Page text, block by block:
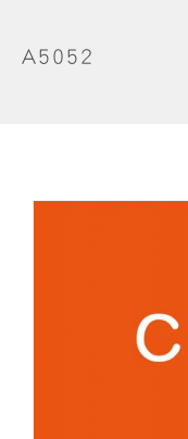
A5052